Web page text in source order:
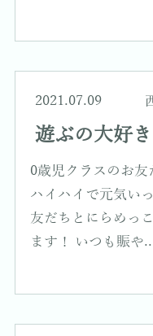
2021.07.09
遊ぶの大好
0歳児クラスのお友
ハイハイで元気い
友だちとにらめっ
ます！ いつも賑や